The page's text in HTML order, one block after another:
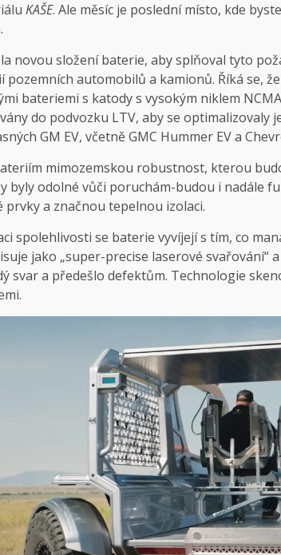
KAŠE. Ale měsíc je poslední místo, kde
novou složení baterie, aby splňoval tyto
pozemních automobilů a kamionů. Říká se,
bateriemi s katody s vysokým niklem
do podvozku LTV, aby se optimalizovaly
GM EV, včetně GMC Hummer EV a
mimozemskou robustnost, kterou
byly odolné vůči poruchám-budou i nadále
prvky a značnou tepelnou izolaci.
spolehlivosti se baterie vyvíjejí s tím, co
jako „super-precise laserové svařování“
svar a předešlo defektům. Technologie